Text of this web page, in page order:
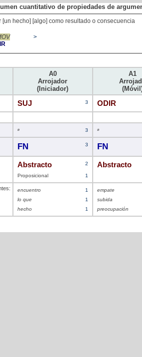
cuantitativo de propiedades de
) Dar [un hecho] [algo] como resultado o consecuencia
>
A0
Arrojador
(Iniciador)
A1
SUJ 3 ODIR
ø 3 ø
FN 3 FN
Abstracto 2
Proposicional 1
Abstracto
encuentro
1
lo que
1
hecho
1
empate
subida
preocupación